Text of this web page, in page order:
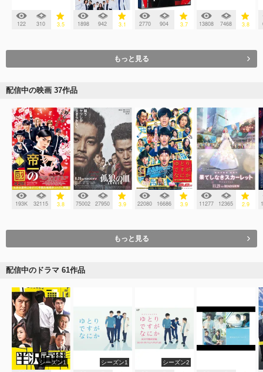
122 310 3.5 1898 942 3.1 2770 904 3.7 13808 7468 3.8
もっと見る
配信中の映画 37作品
193K 32115 3.8 75002 27950 3.9 22080 16686 3.9 11277 12365 2.9
もっと見る
配信中のドラマ 61作品
シーズン1 シーズン1 シーズン2